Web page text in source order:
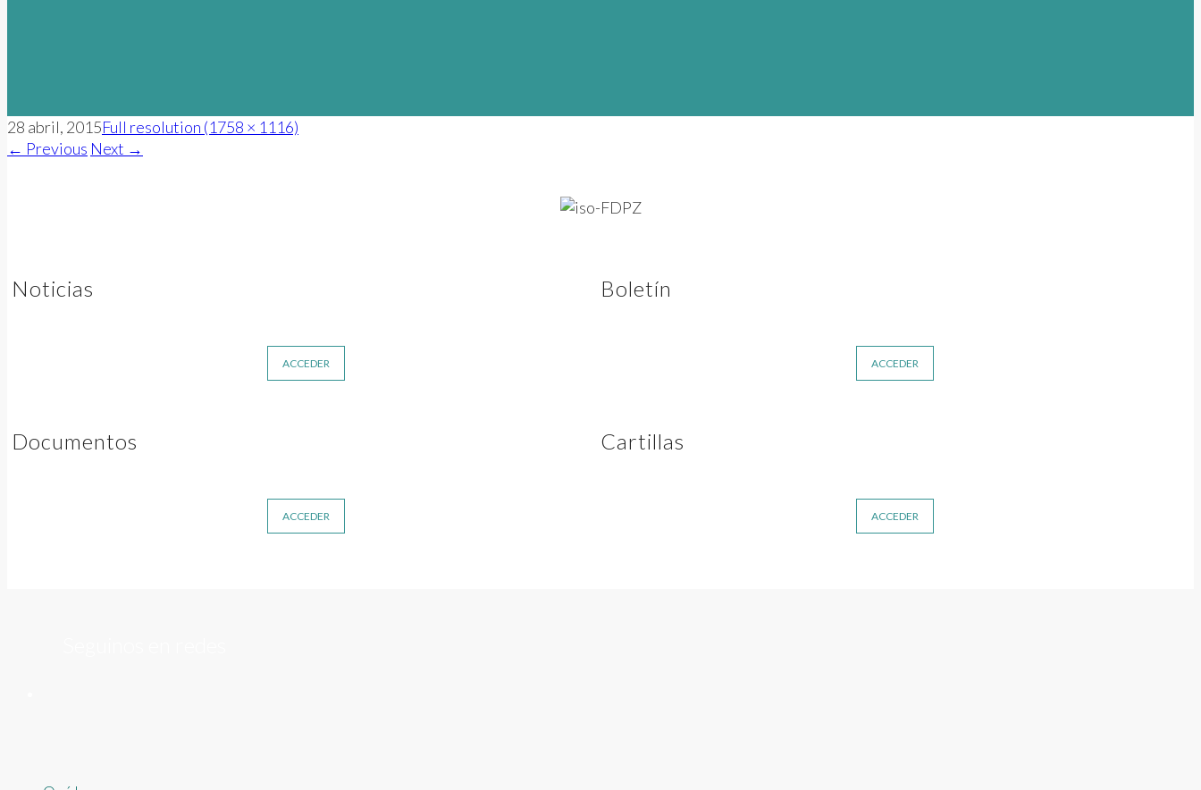
28 abril, 2015Full resolution (1758 × 1116)
← Previous Next →
Noticias
ACCEDER
Documentos
ACCEDER
Boletín
ACCEDER
Cartillas
ACCEDER